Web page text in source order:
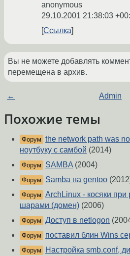
anonymous
29.10.2001 21:38:03
Ссылка
Вы не можете добавлять
перемещена в архив.
← Admin
Похожие темы
Форум the network path was
ноутбуку с самбой (2014)
Форум SAMBA (2004)
Форум Samba на gentoo
Форум ArchLinux - косяки
шарами (домен) (2006)
Форум Доступ в netlogon
Форум поставил блин Wins
Форум Настройка smb.conf,